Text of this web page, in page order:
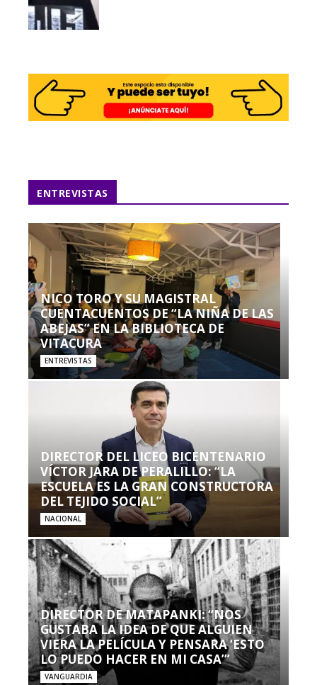
ENTREVISTAS
NICO TORO Y SU MAGISTRAL
CUENTACUENTOS DE “LA NIÑA DE LAS
ABEJAS” EN LA BIBLIOTECA DE
VITACURA
ENTREVISTAS
DIRECTOR DEL LICEO BICENTENARIO
VÍCTOR JARA DE PERALILLO: “LA
ESCUELA ES LA GRAN CONSTRUCTORA
DEL TEJIDO SOCIAL”
NACIONAL
DIRECTOR DE MATAPANKI: “NOS
GUSTABA LA IDEA DE QUE ALGUIEN
VIERA LA PELÍCULA Y PENSARA ‘ESTO
LO PUEDO HACER EN MI CASA’”
VANGUARDIA